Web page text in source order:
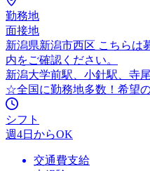
勤務地
面接地
新潟県新潟市西区 こちらは
内をご確認ください。
新潟大学前駅、小針駅、寺
☆全国に勤務地多数！希望
シフト
週4日からOK
交通費支給